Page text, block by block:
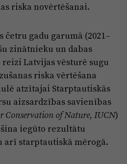
Sludinājumi
riska novērtēšanai.
četru gadu garumā (2021–
zinātnieku un dabas
Latvijas vēsturē sugu
riska vērtēšana
atzītajai Starptautiskās
aizsardzības savienības
of Nature, IUCN)
iegūto rezultātu
arī starptautiskā mērogā.